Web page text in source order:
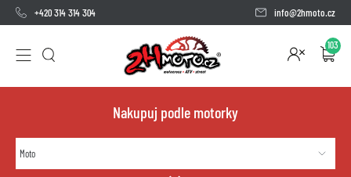
+420 314 314 304 info@2hmoto.cz
103
Nakupuj podle motorky